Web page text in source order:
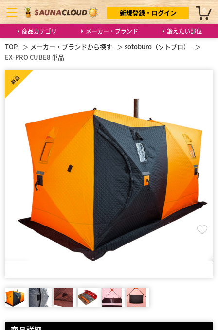
商品カテゴリ メーカー・ブランド 鍛えたい部位
新規登録・ログイン 0
TOP メーカー・ブランドから探す
sotoburo（ソトブロ）
EX-PRO CUBE8 単品
新品